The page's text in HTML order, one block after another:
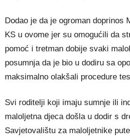
Dodao je da je ogroman doprinos
KS u ovome jer su omogućili da
pomoć i tretman dobije svaki
posumnja da je bio u dodiru sa
maksimalno olakšali procedure
Svi roditelji koji imaju sumnje ili
maloljetna djeca došla u dodir s
Savjetovalištu za maloljetnike